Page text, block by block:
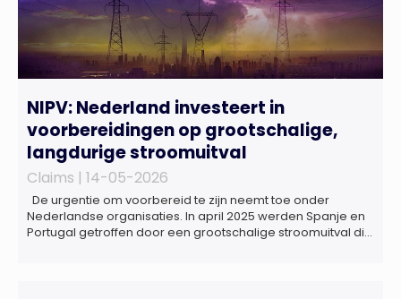
NIPV: Nederland investeert in
voorbereidingen op grootschalige,
langdurige stroomuitval
Claims | 14-05-2026
De urgentie om voorbereid te zijn neemt toe onder
Nederlandse organisaties. In april 2025 werden Spanje en
Portugal getroffen door een grootschalige stroomuitval die